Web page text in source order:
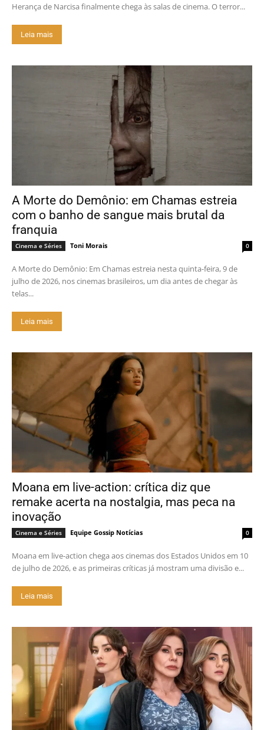
Herança de Narcisa finalmente chega às salas de cinema. O terror...
Leia mais
A Morte do Demônio: em Chamas estreia
com o banho de sangue mais brutal da
franquia
Cinema e Séries Toni Morais 0
A Morte do Demônio: Em Chamas estreia nesta quinta-feira, 9 de
julho de 2026, nos cinemas brasileiros, um dia antes de chegar às
telas...
Leia mais
Moana em live-action: crítica diz que
remake acerta na nostalgia, mas peca na
inovação
Cinema e Séries Equipe Gossip Notícias 0
Moana em live-action chega aos cinemas dos Estados Unidos em 10
de julho de 2026, e as primeiras críticas já mostram uma divisão e...
Leia mais